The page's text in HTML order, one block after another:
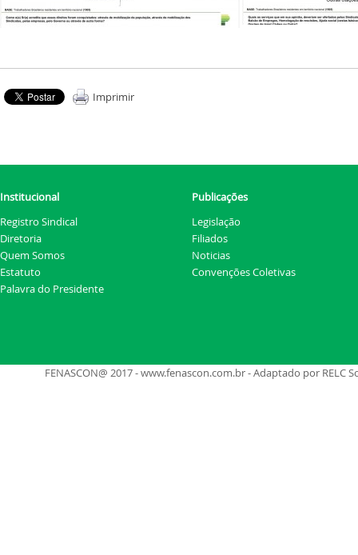
Imprimir
Institucional
Registro Sindical
Diretoria
Quem Somos
Estatuto
Palavra do Presidente
Publicações
Legislação
Filiados
Noticias
Convenções Coletivas
FENASCON@ 2017 - www.fenascon.com.br - Adaptado por